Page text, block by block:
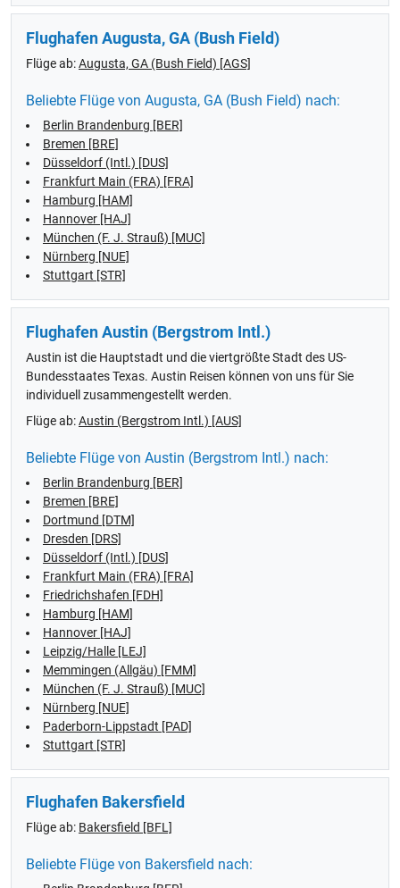
Flughafen Augusta, GA (Bush Field)
Flüge ab:Augusta, GA (Bush Field) [AGS]
Beliebte Flüge von Augusta, GA (Bush Field) nach:
Berlin Brandenburg [BER]
Bremen [BRE]
Düsseldorf (Intl.) [DUS]
Frankfurt Main (FRA) [FRA]
Hamburg [HAM]
Hannover [HAJ]
München (F. J. Strauß) [MUC]
Nürnberg [NUE]
Stuttgart [STR]
Flughafen Austin (Bergstrom Intl.)
Austin ist die Hauptstadt und die viertgrößte Stadt des US-
Bundesstaates Texas. Austin Reisen können von uns für Sie
individuell zusammengestellt werden.
Flüge ab:Austin (Bergstrom Intl.) [AUS]
Beliebte Flüge von Austin (Bergstrom Intl.) nach:
Berlin Brandenburg [BER]
Bremen [BRE]
Dortmund [DTM]
Dresden [DRS]
Düsseldorf (Intl.) [DUS]
Frankfurt Main (FRA) [FRA]
Friedrichshafen [FDH]
Hamburg [HAM]
Hannover [HAJ]
Leipzig/Halle [LEJ]
Memmingen (Allgäu) [FMM]
München (F. J. Strauß) [MUC]
Nürnberg [NUE]
Paderborn-Lippstadt [PAD]
Stuttgart [STR]
Flughafen Bakersfield
Flüge ab: Bakersfield [BFL]
Beliebte Flüge von Bakersfield nach: